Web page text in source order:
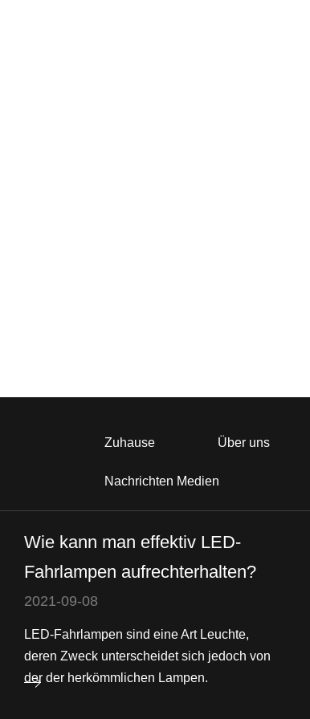
Zuhause Über uns
Nachrichten Medien
Wie kann man effektiv LED-
Fahrlampen aufrechterhalten?
2021-09-08
LED-Fahrlampen sind eine Art Leuchte,
deren Zweck unterscheidet sich jedoch von
der der herkömmlichen Lampen.